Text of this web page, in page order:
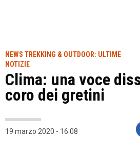
NEWS TREKKING & OUTDOOR: ULTIME
NOTIZIE
Clima: una voce
coro dei gretini
19 marzo 2020 - 16:08